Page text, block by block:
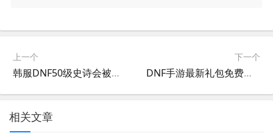
上一个
韩服DNF50级史诗会被淘汰吗？-韩服DNF50级史诗装备是否还值得保留
下一个
DNF手游最新礼包免费领取攻略-DNF手游最新礼包免费领取方法与教程
相关文章